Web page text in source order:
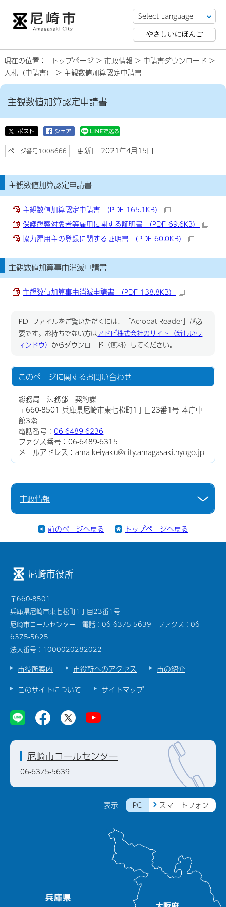
やさしいにほんご
現在の位置： トップページ > 市政情報 > 申請書ダウンロード >
入札（申請書）
> 主観数値加算認定申請書
主観数値加算認定申請書
ページ番号1008666 更新日 2021年4月15日
主観数値加算認定申請書
主観数値加算認定申請書 （PDF 165.1KB）
保護観察対象者等雇用に関する証明書 （PDF 69.6KB）
協力雇用主の登録に関する証明書 （PDF 60.0KB）
主観数値加算事由消滅申請書
主観数値加算事由消滅申請書 （PDF 138.8KB）
PDFファイルをご覧いただくには、「Acrobat Reader」が必
要です。お持ちでない方はアドビ株式会社のサイト（新しいウ
ィンドウ） からダウンロード（無料）してください。
このページに関するお問い合わせ
総務局 法務部 契約課
〒660-8501 兵庫県尼崎市東七松町1丁目23番1号 本庁中
館3階
電話番号：06-6489-6236
ファクス番号：06-6489-6315
メールアドレス：ama-keiyaku@city.amagasaki.hyogo.jp
市政情報
前のページへ戻る トップページへ戻る
尼崎市役所
〒660-8501
兵庫県尼崎市東七松町1丁目23番1号
尼崎市コールセンター 電話：06-6375-5639 ファクス：06-
6375-5625
法人番号：1000020282022
市役所案内 市役所へのアクセス
市の紹介
このサイトについて
サイトマップ
表示 PC スマートフォン
尼崎市コールセンター
06-6375-5639